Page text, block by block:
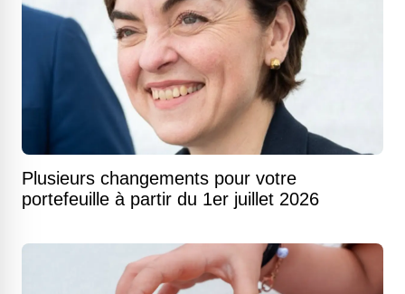
Plusieurs changements pour votre
portefeuille à partir du 1er juillet 2026